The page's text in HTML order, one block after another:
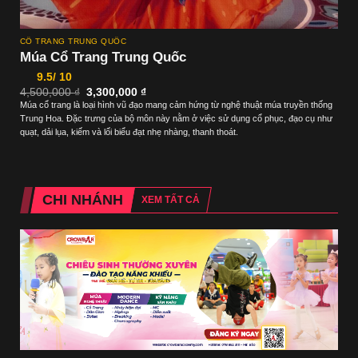
CỔ TRANG TRUNG QUỐC
Múa Cổ Trang Trung Quốc
9.5/ 10
4,500,000₫ Giá
gốc
là:
4,500,000 ₫.
3,300,000 ₫Giá
hiện
tại
là:
3,300,000 ₫.
Múa cổ trang là loại hình vũ đạo mang cảm hứng từ nghệ thuật múa truyền thống
Trung Hoa. Đặc trưng của bộ môn này nằm ở việc sử dụng cổ phục, đạo cụ như
quạt, dải lụa, kiếm và lối biểu đạt nhẹ nhàng, thanh thoát.
CHI NHÁNH XEM TẤT CẢ